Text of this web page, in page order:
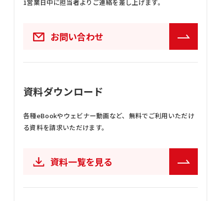
1営業日中に担当者よりご連絡を差し上げます。
お問い合わせ
資料ダウンロード
各種eBookやウェビナー動画など、 無料でご利用いただけ
る資料を請求いただけます。
資料一覧を見る